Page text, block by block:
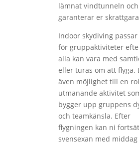
lämnat vindtunneln
garanterar er
Indoor skydiving
för gruppaktiviteter
alla kan vara med
eller turas om att flyga.
även möjlighet till en
utmanande aktivitet
bygger upp gruppens
och teamkänsla. Efter
flygningen kan ni
svensexan med